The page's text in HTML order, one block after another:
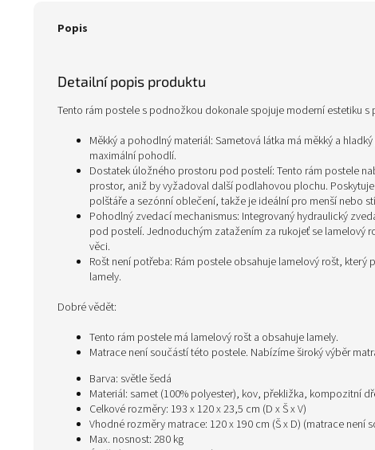
Popis
Detailní popis produktu
Tento rám postele s podnožkou dokonale spojuje moderní estetiku
Měkký a pohodlný materiál: Sametová látka má měkký a
maximální pohodlí.
Dostatek úložného prostoru pod postelí: Tento rám postele
prostor, aniž by vyžadoval další podlahovou plochu.
polštáře a sezónní oblečení, takže je ideální pro menší nebo
Pohodlný zvedací mechanismus: Integrovaný hydraulický
pod postelí. Jednoduchým zatažením za rukojeť se lamelový
věci.
Rošt není potřeba: Rám postele obsahuje lamelový rošt,
lamely.
Dobré vědět:
Tento rám postele má lamelový rošt a obsahuje lamely.
Matrace není součástí této postele. Nabízíme široký výběr
Barva: světle šedá
Materiál: samet (100% polyester), kov, překližka, kompozitní
Celkové rozměry: 193 x 120 x 23,5 cm (D x Š x V)
Vhodné rozměry matrace: 120 x 190 cm (Š x D) (matrace není
Max. nosnost: 280 kg